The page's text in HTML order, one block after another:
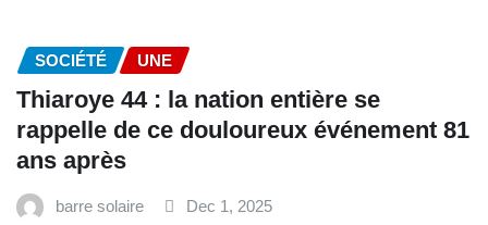
SOCIÉTÉ UNE
Thiaroye 44 : la nation entière se
rappelle de ce douloureux événement 81
ans après
barre solaire Dec 1, 2025